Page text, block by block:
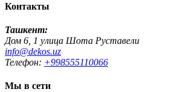
Контакты
Ташкент:
Дом 6, 1 улица Шота Руставели
info@dekos.uz
Телефон: +998555110066
Мы в сети